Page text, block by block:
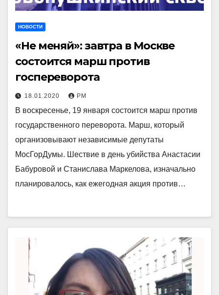
НОВОСТИ
«Не меняй»: завтра в Москве
состоится марш против
госпереворота
18.01.2020 РМ
В воскресенье, 19 января состоится марш против
государственного переворота. Марш, который
организовывают независимые депутаты
МосГорДумы. Шествие в день убийства Анастасии
Бабуровой и Станислава Маркелова, изначально
планировалось, как ежегодная акция против…